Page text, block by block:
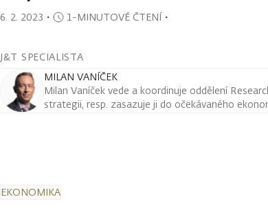
6. 2. 2023 ・ 1-MINUTOVÉ ČTENÍ・
J&T SPECIALISTA
MILAN VANÍČEK
Milan Vaníček vede a koordinuje oddělení
strategii, resp. zasazuje ji do očekávaného
EKONOMIKA